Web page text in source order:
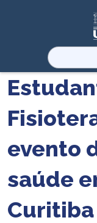
Pesquisar
por:
evento
saúde
Curitiba